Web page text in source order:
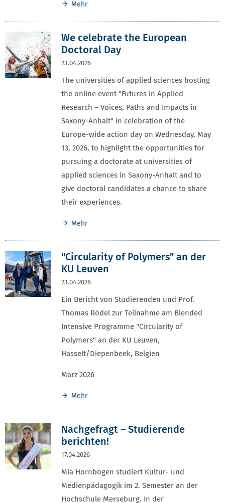
Mehr
We celebrate the European
Doctoral Day
23.04.2026
The universities of applied sciences hosting
the online event "Futures in Applied
Research – Voices, Paths and Impacts in
Saxony-Anhalt" in celebration of the
Europe-wide action day on Wednesday, May
13, 2026, to highlight the opportunities for
pursuing a doctorate at universities of
applied sciences in Saxony-Anhalt and to
give doctoral candidates a chance to share
their experiences.
Mehr
"Circularity of Polymers" an der
KU Leuven
23.04.2026
Ein Bericht von Studierenden und Prof.
Thomas Rödel zur Teilnahme am Blended
Intensive Programme "Circularity of
Polymers" an der KU Leuven,
Hasselt/Diepenbeek, Belgien
März 2026
Mehr
Nachgefragt – Studierende
berichten!
17.04.2026
Mia Hornbogen studiert Kultur- und
Medienpädagogik im 2. Semester an der
Hochschule Merseburg. In der